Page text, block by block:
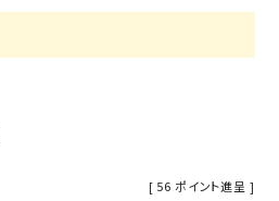
[ 56 ポイント進呈 ]